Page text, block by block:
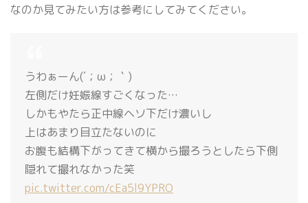
なのか見てみたい方は参考にしてみてください。
うわぁーん(´；ω；｀)
左側だけ妊娠線すごくなった…
しかもやたら正中線ヘソ下だけ濃いし
上はあまり目立たないのに
お腹も結構下がってきて横から撮ろうとしたら下側
隠れて撮れなかった笑
pic.twitter.com/cEa5l9YPRO